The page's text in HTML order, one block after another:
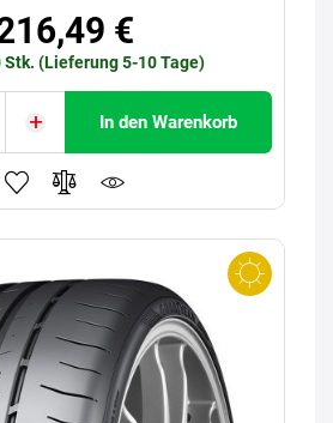
€
Stk. (Lieferung 5-10 Tage)
In den Warenkorb